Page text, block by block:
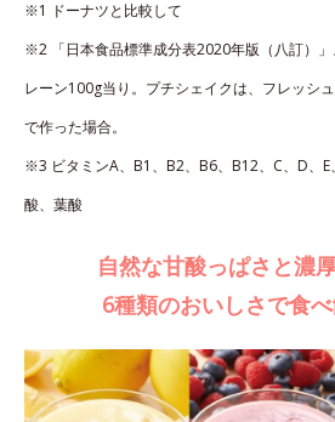
※1 ドーナツと比較して
※2 「日本食品標準成分表2020年版（八訂）
レーン100g当り。プチシェイクは、フレッシ
で作った場合。
※3 ビタミンA、B1、B2、B6、B12、C、D、
酸、葉酸
自然な甘酸っぱさと濃
6種類のおいしさで食